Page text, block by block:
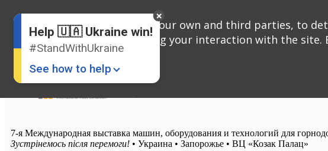
English
Russian
Ukrainian
7-я Международная выставка машин, оборудования и технологий для
Зустрінемось після перемоги! • Украина • Запорожье • ВЦ «Козак Палац»
Help 🇺🇦 Ukraine win!
#StandWithUkraine
See how to help
We use cookies, both our own and third parties, to
analyzing your interaction with the site.